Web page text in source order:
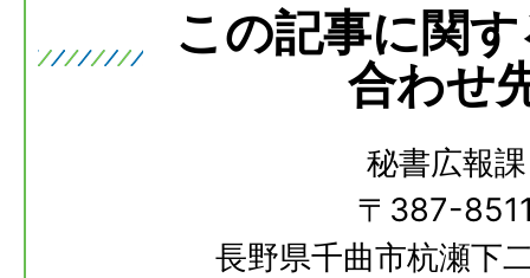
この記事に関
合わせ
秘書広報課
〒387-
長野県千曲市杭瀬下